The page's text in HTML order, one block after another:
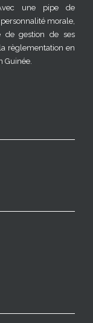
une pipe de
morale,
de gestion de ses
règlementation en
Guinée.